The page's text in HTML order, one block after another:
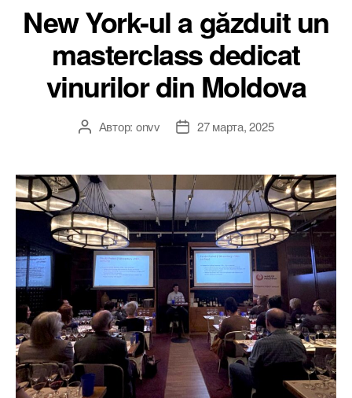
New York-ul a găzduit un
masterclass dedicat
vinurilor din Moldova
АвторАвтор: onvv
Дата27 марта, 2025